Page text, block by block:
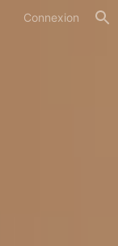
Connexion